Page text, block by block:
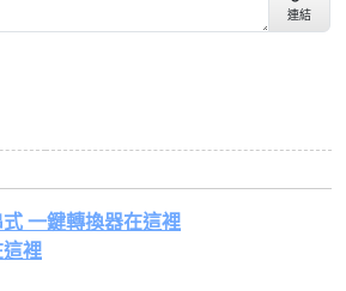
連結
一鍵轉換器在這裡
這裡